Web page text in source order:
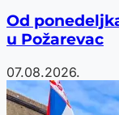
Od
u Požarevac
07.08.2026.